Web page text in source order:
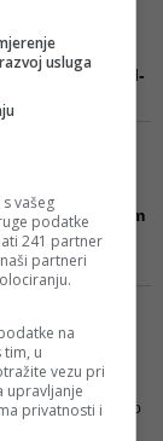
prošetali
Sarajeva: Od BBI-
broj
će kupci dobivati
u Konzum
biti moguće kupiti
Konzum
smještena je u
a njihov
čudo“ koju u narodu
paprika zbog
crvene i žute
pružati
Bingo je nastavio
usluga
vašeg
podatke
241 partner
partneri
na
tim, u
vezu pri
upravljanje
privatnosti i